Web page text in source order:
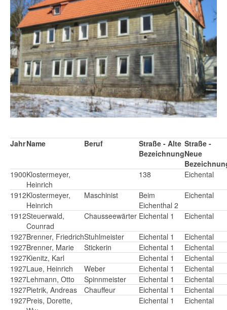
JahrName Beruf
Straße - Alte
Bezeichnung
Straße -
Neue
1900Klostermeyer,
Heinrich
138 Eichental
1912Klostermeyer,
Heinrich
Maschinist
Beim
Eichenthal 2
Eichental
1912Steuerwald,
Counrad
Chausseewärter Eichental 1 Eichental
1927Brenner, FriedrichStuhlmeister Eichental 1
Eichental
1927Brenner, Marie Stickerin Eichental 1
Eichental
1927Kienitz, Karl Eichental 1
Eichental
1927Laue, Heinrich Weber Eichental 1
Eichental
1927Lehmann, Otto Spinnmeister Eichental 1
Eichental
1927Pietrik, Andreas Chauffeur Eichental 1
Eichental
1927Preis, Dorette,
Eichental 1 Eichental